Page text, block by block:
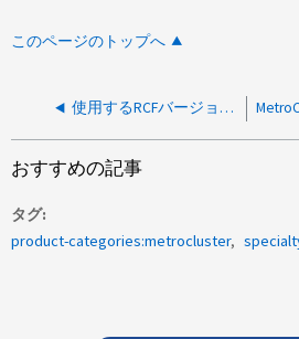
このページのトップへ
使用するRCFバージョンのMetroCluster IP
おすすめの記事
タグ
product-categories:metrocluster